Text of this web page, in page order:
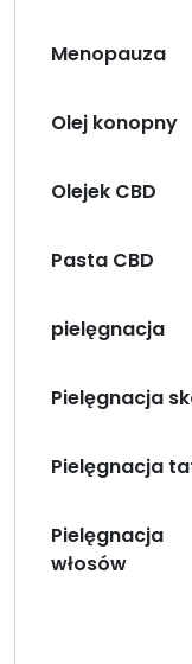
Menopauza
Olej konopny
Olejek CBD
Pasta CBD
pielęgnacja
Pielęgnacja
Pielęgnacja
Pielęgnacja
włosów